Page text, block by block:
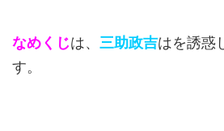
なめくじは、 三助政吉はを誘惑
す。